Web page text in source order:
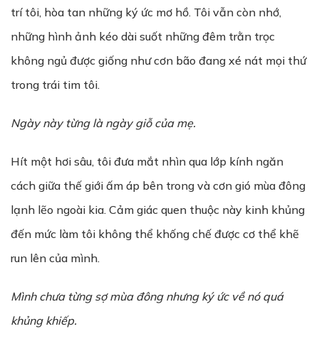
trí tôi, hòa tan những ký ức mơ hồ. Tôi vẫn còn nhớ,
những hình ảnh kéo dài suốt những đêm trằn trọc
không ngủ được giống như cơn bão đang xé nát mọi thứ
trong trái tim tôi.
Ngày này từng là ngày giỗ của mẹ.
Hít một hơi sâu, tôi đưa mắt nhìn qua lớp kính ngăn
cách giữa thế giới ấm áp bên trong và cơn gió mùa đông
lạnh lẽo ngoài kia. Cảm giác quen thuộc này kinh khủng
đến mức làm tôi không thể khống chế được cơ thể khẽ
run lên của mình.
Mình chưa từng sợ mùa đông nhưng ký ức về nó quá
khủng khiếp.